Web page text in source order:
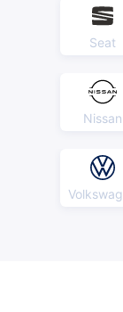
Seat
Nissan